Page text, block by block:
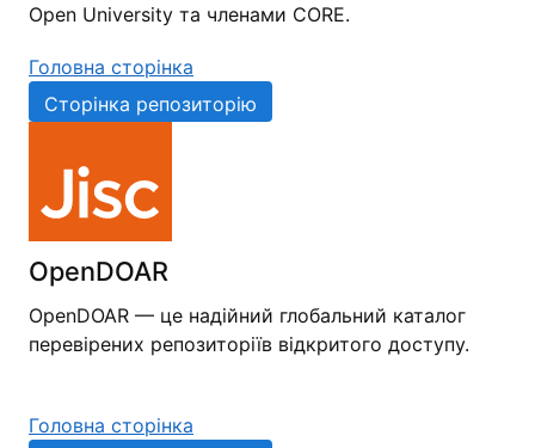
Open University та членами CORE.
Головна сторінка
Сторінка репозиторію
OpenDOAR
OpenDOAR — це надійний глобальний каталог
перевірених репозиторіїв відкритого доступу.
Головна сторінка